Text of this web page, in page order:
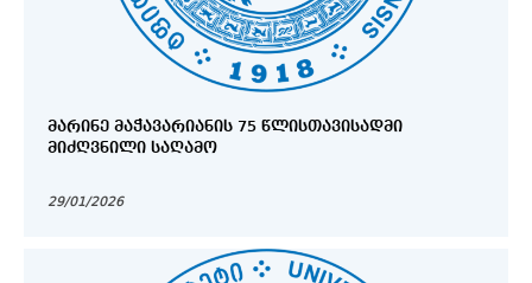
ᲛᲐᲠᲘᲜᲔ ᲛᲐᲭᲐᲕᲐᲠᲘᲐᲜᲘᲡ 75 ᲬᲚᲘᲡᲗᲐᲕᲘᲡᲐᲓᲛᲘ
ᲛᲘᲫᲦᲕᲜᲘᲚᲘ ᲡᲐᲦᲐᲛᲝ
29/01/2026